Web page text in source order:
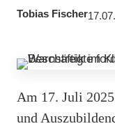
Tobias Fischer
Am 17. Juli
und